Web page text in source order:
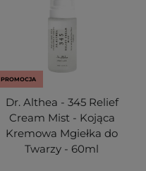
PROMOCJA
Dr. Althea - 345 Relief
Cream Mist - Kojąca
Kremowa Mgiełka do
Twarzy - 60ml